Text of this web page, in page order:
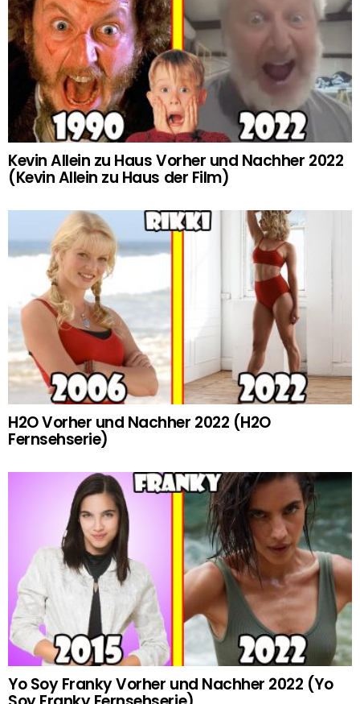
Kevin Allein zu Haus Vorher und Nachher 2022
(Kevin Allein zu Haus der Film)
H2O Vorher und Nachher 2022 (H2O
Fernsehserie)
Yo Soy Franky Vorher und Nachher 2022 (Yo